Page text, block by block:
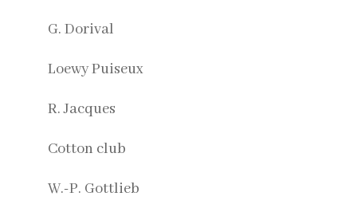
G. Dorival
Loewy Puiseux
R. Jacques
Cotton club
W.-P. Gottlieb